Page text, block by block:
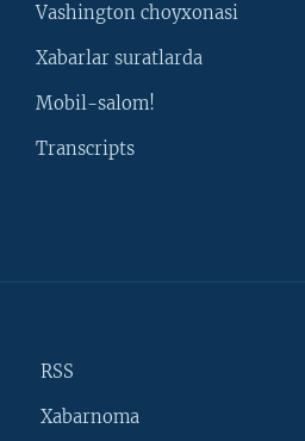
Vashington choyxonasi
Xabarlar suratlarda
Mobil-salom!
Transcripts
RSS
Xabarnoma